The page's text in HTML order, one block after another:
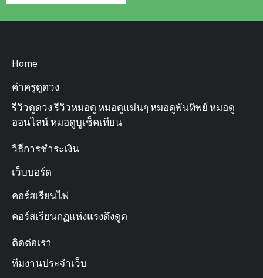
Home
ค่าครูดูดวง
รีวิวดูดวง รีวิวหมอดู หมอดูแม่นๆ หมอดูพันทิพย์ หมอดู
ออนไลน์ หมอดูบูเช็คเทียน
วิธีการชำระเงิน
เว็บบอร์ด
คอร์สเรียนไพ่
คอร์สเรียนกฏแห่งแรงดึงดูด
ติดต่อเรา
ทีมงานประจำเว็บ